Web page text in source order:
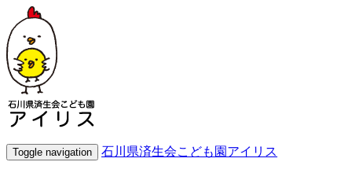
Toggle navigation 石川県済生会こども園アイリス